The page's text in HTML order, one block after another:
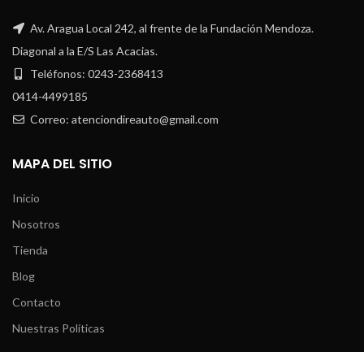
Av. Aragua Local 242, al frente de la Fundación Mendoza.
Diagonal a la E/S Las Acacias.
Teléfonos: 0243-2368413
0414-4499185
Correo: atenciondireauto@gmail.com
MAPA DEL SITIO
Inicio
Nosotros
Tienda
Blog
Contacto
Nuestras Políticas